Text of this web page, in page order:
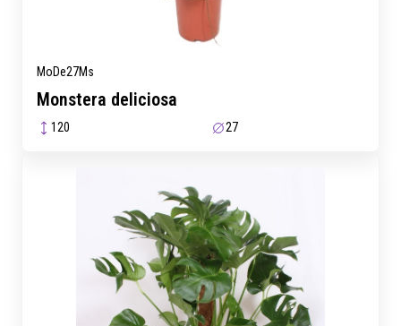
MoDe27Ms
Monstera deliciosa
120 27